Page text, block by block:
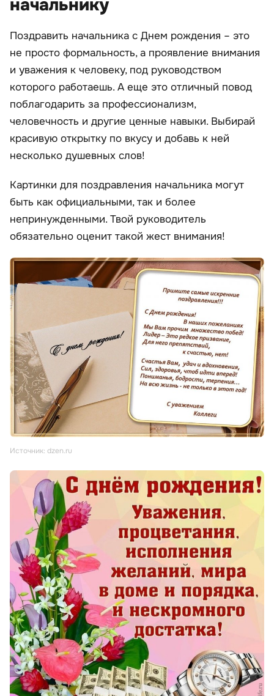
начальнику
Поздравить начальника с Днем рождения – это
не просто формальность, а проявление внимания
и уважения к человеку, под руководством
которого работаешь. А еще это отличный повод
поблагодарить за профессионализм,
человечность и другие ценные навыки. Выбирай
красивую открытку по вкусу и добавь к ней
несколько душевных слов!
Картинки для поздравления начальника могут
быть как официальными, так и более
непринужденными. Твой руководитель
обязательно оценит такой жест внимания!
Источник: dzen.ru